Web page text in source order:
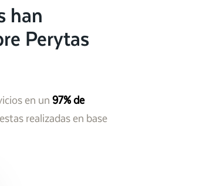
han
Perytas
en un 97% de
realizadas en base